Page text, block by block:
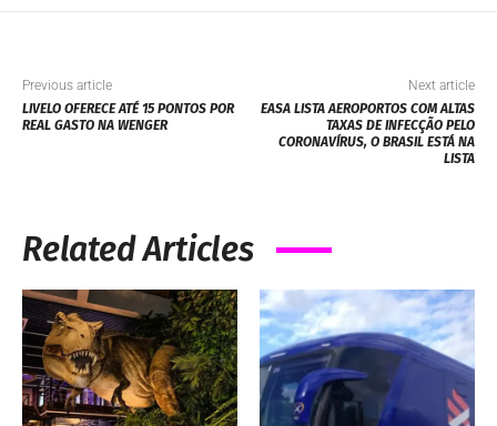
Previous article
LIVELO OFERECE ATÉ 15 PONTOS POR
REAL GASTO NA WENGER
Next article
EASA LISTA AEROPORTOS COM ALTAS
TAXAS DE INFECÇÃO PELO
CORONAVÍRUS, O BRASIL ESTÁ NA
LISTA
Related Articles